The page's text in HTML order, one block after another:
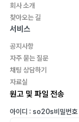
6-7. 남자들이 잘
Summary159
7. 감사
7-1. 아내가 있음에
7-2. 아내와의 데이
7-3. 함께여서 행복
회사 소개
찾아오는 길
서비스
공지사항
자주 묻는 질문
채팅 상담하기
자료실
원고 및 파일 전송
아이디 : so20s비밀번